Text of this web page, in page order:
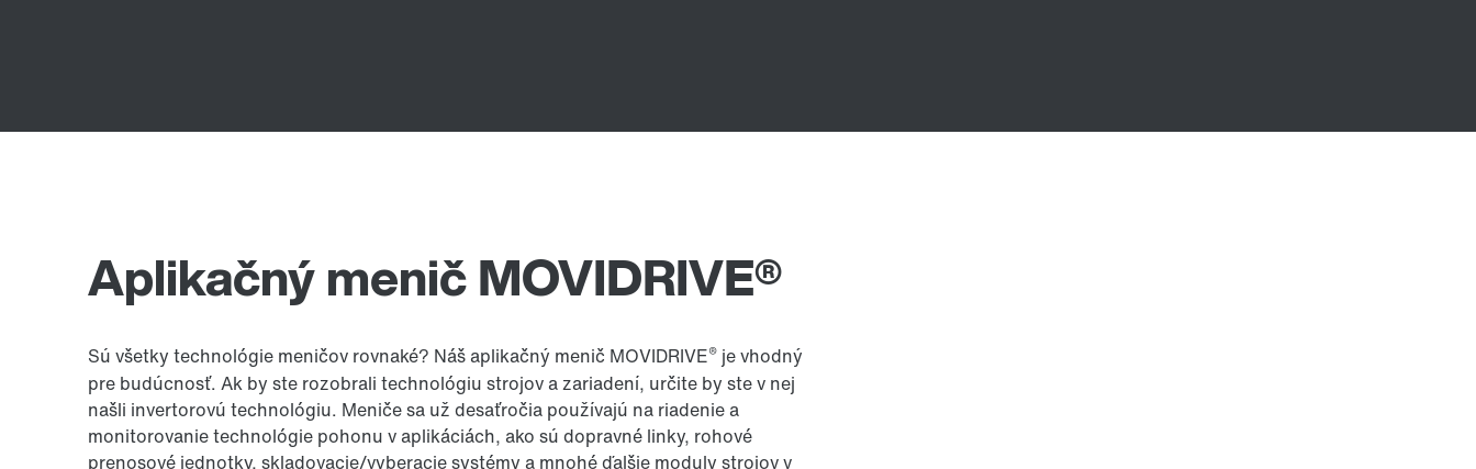
Aplikačný menič MOVIDRIVE®
Sú všetky technológie meničov rovnaké? Náš aplikačný menič MOVIDRIVE® je vhodný
pre budúcnosť. Ak by ste rozobrali technológiu strojov a zariadení, určite by ste v nej
našli invertorovú technológiu. Meniče sa už desaťročia používajú na riadenie a
monitorovanie technológie pohonu v aplikáciách, ako sú dopravné linky, rohové
prenosové jednotky, skladovacie/vyberacie systémy a mnohé ďalšie moduly strojov v